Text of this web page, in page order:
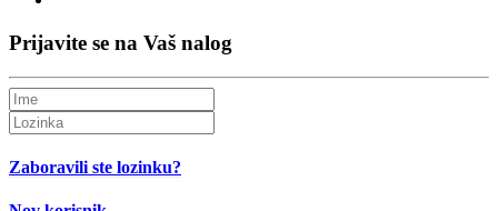
Prijavite se na Vaš nalog
Zaboravili ste lozinku?